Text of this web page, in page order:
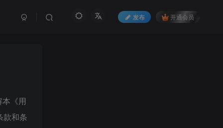
发布 开通会员
《用
款和条